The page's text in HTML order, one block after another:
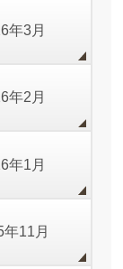
年3月
年2月
年1月
年11月